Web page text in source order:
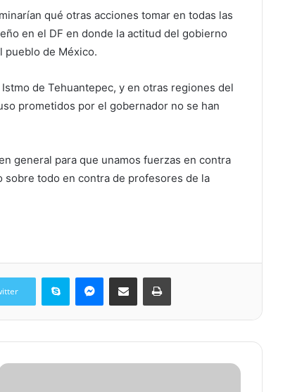
qué otras acciones tomar en todas las
en el DF en donde la actitud del gobierno
pueblo de México.
de Tehuantepec, y en otras regiones del
prometidos por el gobernador no se han
general para que unamos fuerzas en contra
todo en contra de profesores de la
Skype Messenger
Share via Email Print